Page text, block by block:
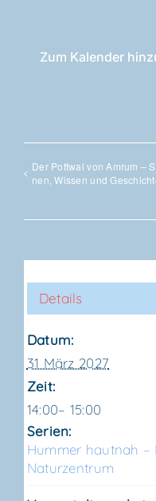
Zum Kalender
Der Pott­wal von Amrum –
nen, Wis­sen und
Details
Datum:
31 März 2027
Zeit:
14:00– 15:00
Serien:
Hum­mer haut­nah
Naturzentrum